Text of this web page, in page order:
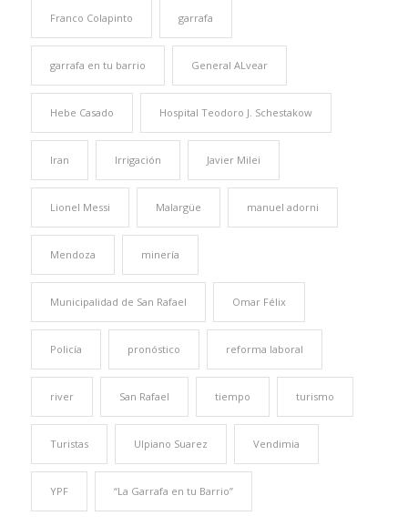
Franco Colapinto garrafa
garrafa en tu barrio General ALvear
Hebe Casado Hospital Teodoro J. Schestakow
Iran Irrigación Javier Milei
Lionel Messi Malargüe manuel adorni
Mendoza minería
Municipalidad de San Rafael Omar Félix
Policía pronóstico reforma laboral
river San Rafael tiempo turismo
Turistas Ulpiano Suarez Vendimia
YPF “La Garrafa en tu Barrio”